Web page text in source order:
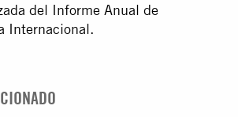
del Informe Anual de
Internacional.